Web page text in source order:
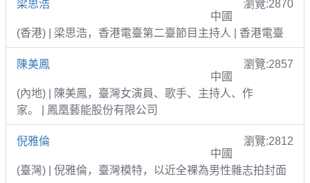
梁思浩
瀏覽:2870
中國
(香港) | 梁思浩，香港電臺第二臺節目主持人 | 香港電臺
陳美鳳
瀏覽:2857
中國
(內地) | 陳美鳳，臺灣女演員、歌手、主持人、作
家。 | 鳳凰藝能股份有限公司
倪雅倫
瀏覽:2812
中國
(臺灣) | 倪雅倫，臺灣模特，以近全裸為男性雜志拍封面